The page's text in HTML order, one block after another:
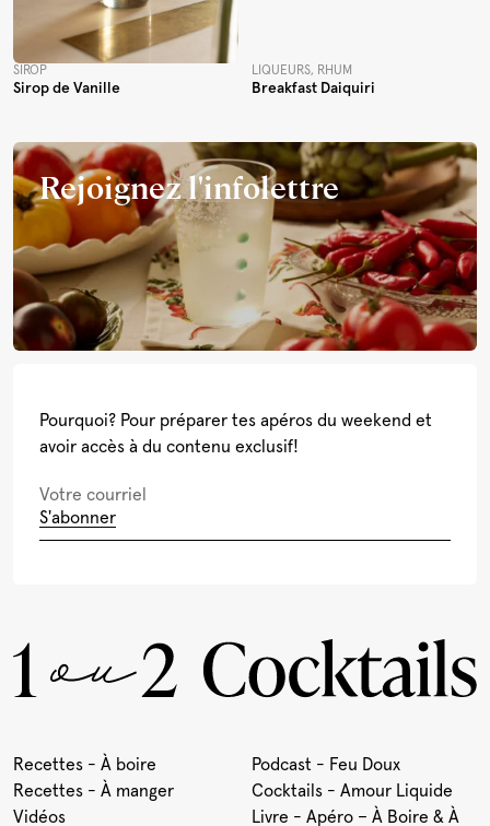
SIROP
Sirop de Vanille
LIQUEURS, RHUM
Breakfast Daiquiri
Rejoignez l'infolettre
Pourquoi? Pour préparer tes apéros du weekend et
avoir accès à du contenu exclusif!
S'abonner
Recettes - À boire
Recettes - À manger
Vidéos
Podcast - Feu Doux
Cocktails - Amour Liquide
Livre - Apéro – À Boire & À